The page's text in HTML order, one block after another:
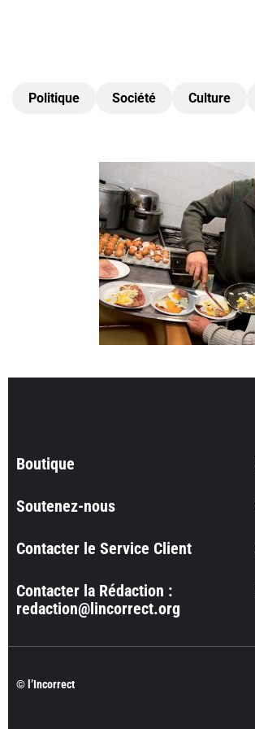
Politique Société Culture
Boutique
Soutenez-nous
Contacter le Service Client
Contacter la Rédaction :
redaction@lincorrect.org
© l’Incorrect